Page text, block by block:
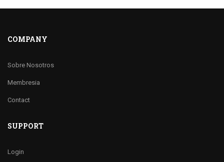
COMPANY
Sobre Nosotros
Membresia
Contact
SUPPORT
Login